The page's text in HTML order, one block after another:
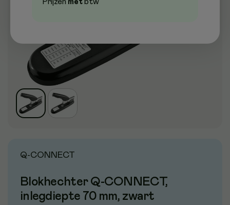
Q-CONNECT
Blokhechter Q-CONNECT,
inlegdiepte 70 mm, zwart